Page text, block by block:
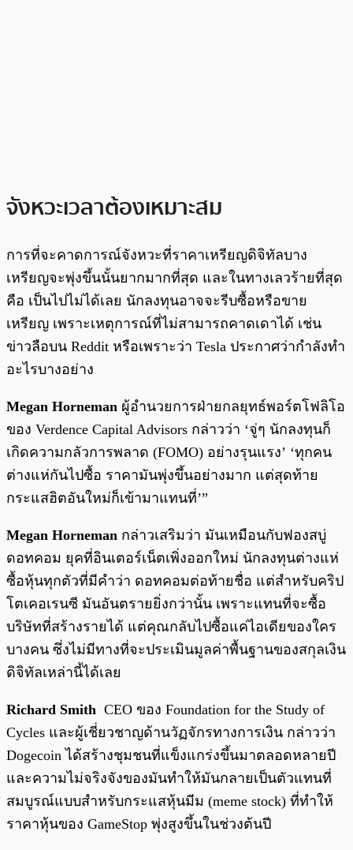
จังหวะเวลาต้องเหมาะสม
การที่จะคาดการณ์จังหวะที่ราคาเหรียญดิจิทัลบาง
เหรียญจะพุ่งขึ้นนั้นยากมากที่สุด และในทางเลวร้ายที่สุด
คือ เป็นไปไม่ได้เลย นักลงทุนอาจจะรีบซื้อหรือขาย
เหรียญ เพราะเหตุการณ์ที่ไม่สามารถคาดเดาได้ เช่น
ข่าวลือบน Reddit หรือเพราะว่า Tesla ประกาศว่ากำลังทำ
อะไรบางอย่าง
Megan Horneman ผู้อำนวยการฝ่ายกลยุทธ์พอร์ตโฟลิโอ
ของ Verdence Capital Advisors กล่าวว่า ‘จู่ๆ นักลงทุนก็
เกิดความกลัวการพลาด (FOMO) อย่างรุนแรง’ ‘ทุกคน
ต่างแห่กันไปซื้อ ราคามันพุ่งขึ้นอย่างมาก แต่สุดท้าย
กระแสฮิตอันใหม่ก็เข้ามาแทนที่’”
Megan Horneman กล่าวเสริมว่า มันเหมือนกับฟองสบู่
ดอทคอม ยุคที่อินเตอร์เน็ตเพิ่งออกใหม่ นักลงทุนต่างแห่
ซื้อหุ้นทุกตัวที่มีคำว่า ดอทคอมต่อท้ายชื่อ แต่สำหรับคริป
โตเคอเรนซี มันอันตรายยิ่งกว่านั้น เพราะแทนที่จะซื้อ
บริษัทที่สร้างรายได้ แต่คุณกลับไปซื้อแค่ไอเดียของใคร
บางคน ซึ่งไม่มีทางที่จะประเมินมูลค่าพื้นฐานของสกุลเงิน
ดิจิทัลเหล่านี้ได้เลย
Richard Smith CEO ของ Foundation for the Study of
Cycles และผู้เชี่ยวชาญด้านวัฏจักรทางการเงิน กล่าวว่า
Dogecoin ได้สร้างชุมชนที่แข็งแกร่งขึ้นมาตลอดหลายปี
และความไม่จริงจังของมันทำให้มันกลายเป็นตัวแทนที่
สมบูรณ์แบบสำหรับกระแสหุ้นมีม (meme stock) ที่ทำให้
ราคาหุ้นของ GameStop พุ่งสูงขึ้นในช่วงต้นปี